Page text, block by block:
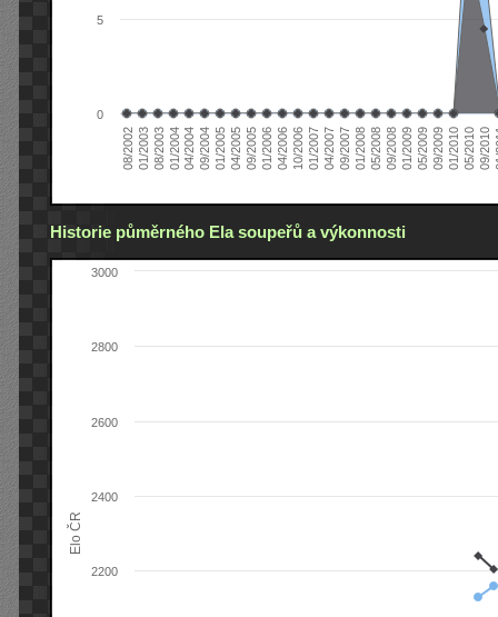
08/200201/200308/200301/200404/200409/200401/200504/200509/200501/200604/200610/200601/200704/200709/200701/200805/200809/200801/200905/200909/200901/201005/201009/2010
0
5
Historie půměrného Ela soupeřů a výkonnosti
Elo ČR
2200
2400
2600
2800
3000